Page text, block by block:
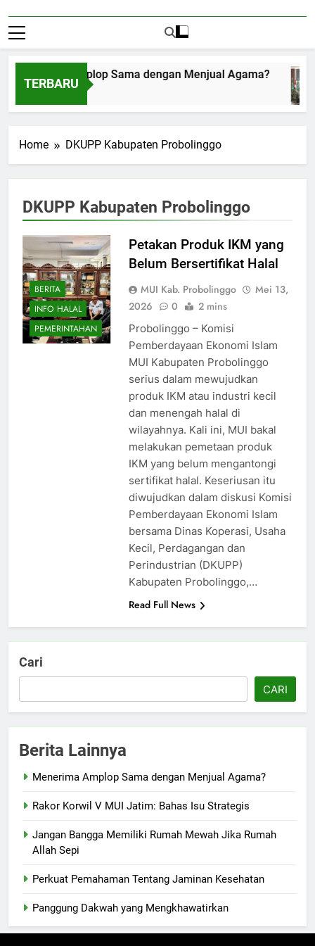
TERBARU
Menerima Amplop Sama dengan Menjual Agama?
Agustus 1, 2026
Home DKUPP Kabupaten Probolinggo
DKUPP Kabupaten Probolinggo
BERITA
INFO HALAL
PEMERINTAHAN
Petakan Produk IKM yang
Belum Bersertifikat Halal
MUI Kab. Probolinggo
Mei 13,
2026
0 2 mins
Probolinggo – Komisi
Pemberdayaan Ekonomi Islam
MUI Kabupaten Probolinggo
serius dalam mewujudkan
produk IKM atau industri kecil
dan menengah halal di
wilayahnya. Kali ini, MUI bakal
melakukan pemetaan produk
IKM yang belum mengantongi
sertifikat halal. Keseriusan itu
diwujudkan dalam diskusi Komisi
Pemberdayaan Ekonomi Islam
bersama Dinas Koperasi, Usaha
Kecil, Perdagangan dan
Perindustrian (DKUPP)
Kabupaten Probolinggo,…
Read Full News
Cari
CARI
Berita Lainnya
Menerima Amplop Sama dengan Menjual Agama?
Rakor Korwil V MUI Jatim: Bahas Isu Strategis
Jangan Bangga Memiliki Rumah Mewah Jika Rumah
Allah Sepi
Perkuat Pemahaman Tentang Jaminan Kesehatan
Panggung Dakwah yang Mengkhawatirkan